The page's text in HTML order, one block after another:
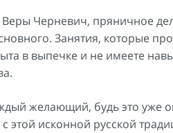
Черневич, пряничное
Занятия, которые
в выпечке и не имеете
желающий, будь это уже
этой исконной русской